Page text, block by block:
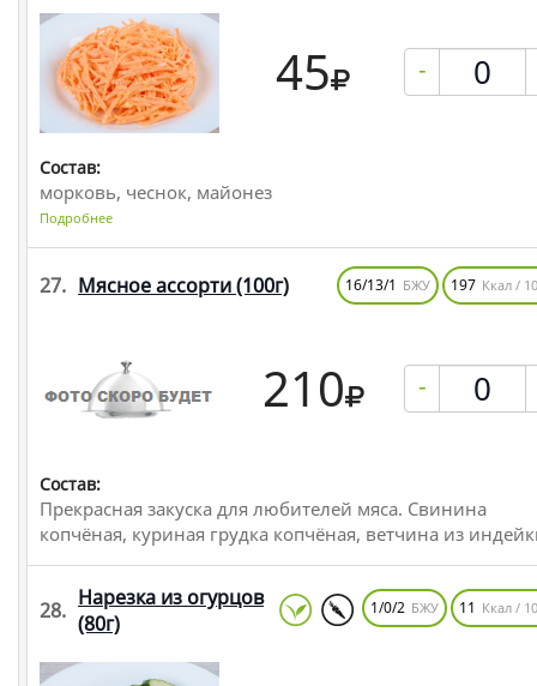
45 -
Состав:
морковь, чеснок, майонез
Подробнее
27. Мясное ассорти(100г) 16/13/1 БЖУ 197 Ккал /
210 -
Состав:
Прекрасная закуска для любителей мяса. Свинина
копчёная, куриная грудка копчёная, ветчина из
28. Нарезка из огурцов
(80г)
1/0/2 БЖУ 11 Ккал /